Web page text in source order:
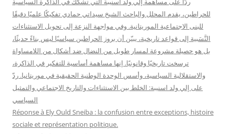
للحراطين، يقدم المحلل والباحث الشيخ سيداتي حمادي تفكيكًا علميًا دقيقًا
للبنى الاجتماعية الموريتانية. وفي مواجهة النزعة إلى تحويل الاستثناءات
النَّسَبية إلى قواعد تاريخية، يبيّن أن بروز الحراطين سياسيًا ليس بناءً حديثًا،
بل هو حصيلة مشروعة لمسار طويل من النضال ضد أشكال من اللامساواة
ترسخت تاريخيًا وقانونيًا. إنها مساهمة أساسية للتفكير في الذاكرة،
والاستقلالية السياسية، وأسس الوحدة الوطنية الحقيقية في موريتانيا. ردّ
على إلي ولد اسنيبة: الخلط بين الاستثناءات والتاريخ الاجتماعي والتمثيل
السياسي
Réponse à Ely Ould Sneiba : la confusion entre exceptions, histoire
sociale et représentation politique.